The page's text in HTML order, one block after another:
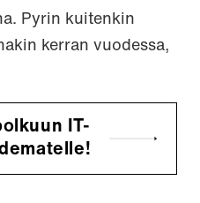
Pyrin kuitenkin
kerran vuodessa,
IT-